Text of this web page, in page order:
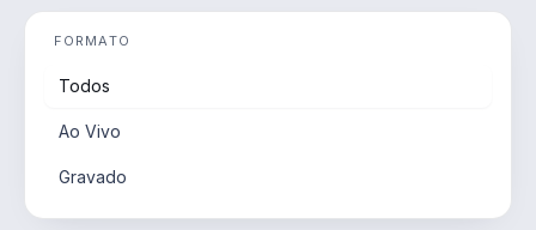
FORMATO
Todos
Ao Vivo
Gravado